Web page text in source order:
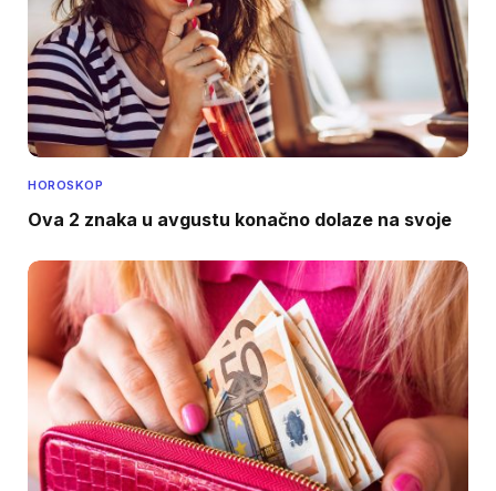
HOROSKOP
Ova 2 znaka u avgustu konačno dolaze na svoje